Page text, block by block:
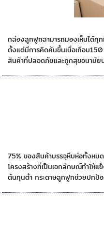
กล่องลูกฟูกสามารถมองเห็นได้
ตั้งแต่มีการคิดค้นขึ้นเมื่อเกือบ
สินค้าที่ปลอดภัยและถูกสุขอนามัย
75% ของสินค้าบรรจุหีบห่อทั้งหม
โครงสร้างที่เป็นเอกลักษณ์ทำให้แ
ต้นทุนต่ำ กระดาษลูกฟูกช่วยปกป้อ